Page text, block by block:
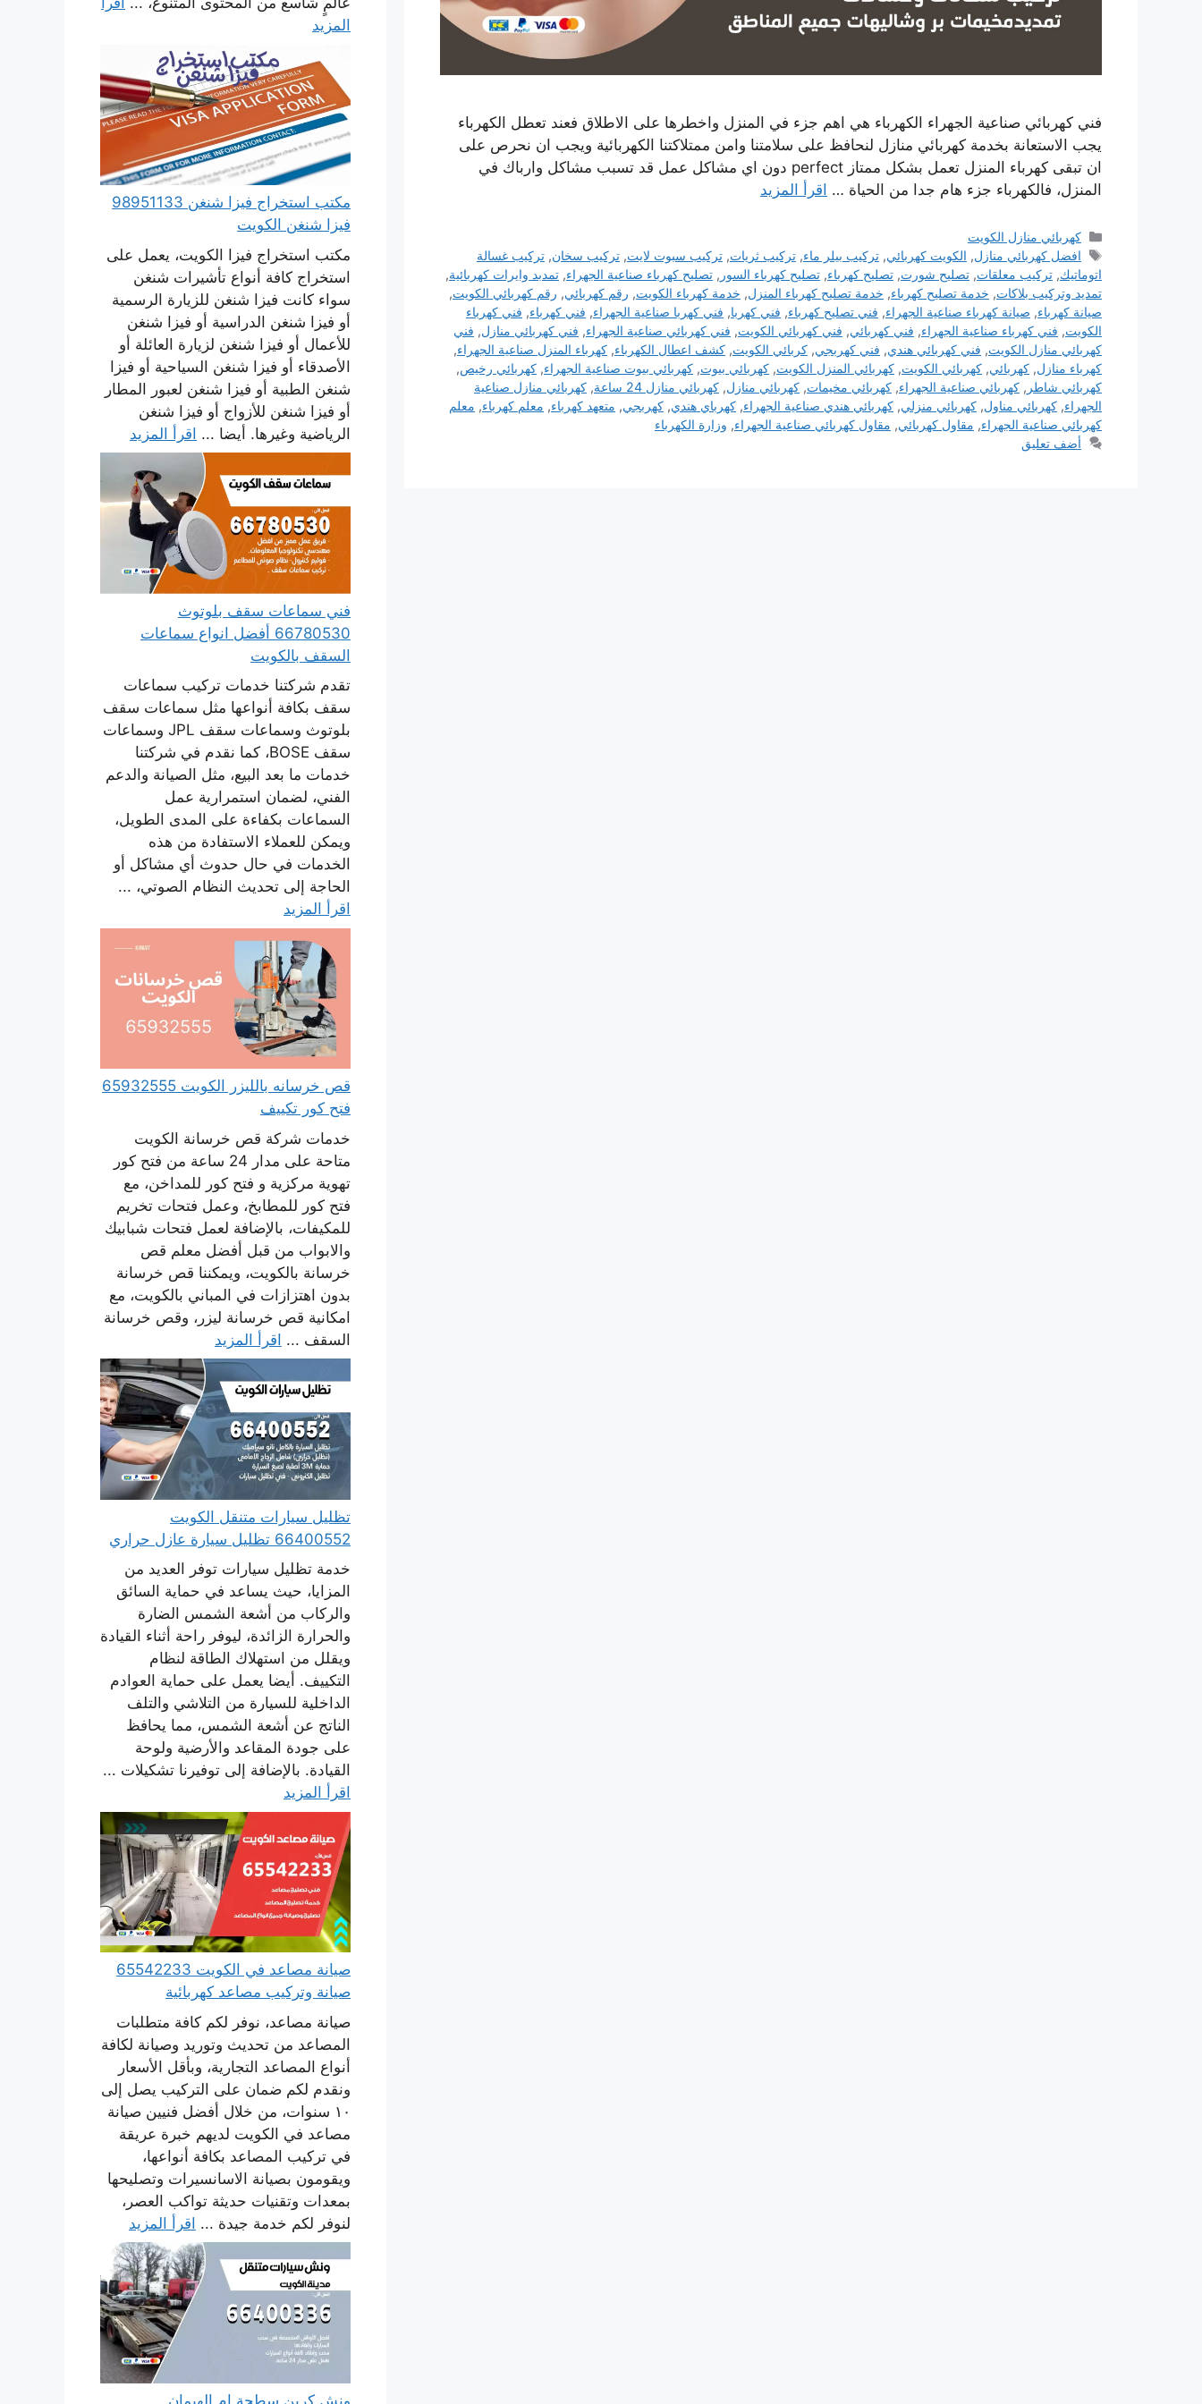
فني كهربائي صناعية الجهراء الكهرباء هي اهم جزء في المنزل واخطرها على الاطلاق فعند تعطل الكهرباء
يجب الاستعانة بخدمة كهربائي منازل لنحافظ على سلامتنا وامن ممتلاكتنا الكهربائية ويجب ان نحرص على
ان تبقى كهرباء المنزل تعمل بشكل ممتاز perfect دون اي مشاكل عمل قد تسبب مشاكل وارباك في
المنزل، فالكهرباء جزء هام جدا من الحياة … اقرأ المزيد
التصنيفات
كهربائي منازل الكويت
الوسوم
افضل كهربائي منازل, الكويت كهربائي,تركيب بيلر ماء,تركيب ثريات,تركيب سبوت لايت,تركيب سخان,تركيب غسالة
اتوماتيك, تركيب معلقات, تصليح شورت, تصليح كهرباء, تصليح كهرباء السور , تصليح كهرباء صناعية الجهراء, تمدبد وايرات كهربائية,
تمديد وتركيب بلاكات, خدمة تصليح كهرباء, خدمة تصليح كهرباء المنزل, خدمة كهرباء الكويت, رقم كهربائي, رقم كهربائي الكويت,
صيانة كهرباء, صيانة كهرباء صناعية الجهراء, فني تصليح كهرباء, فني كهربا, فني كهربا صناعية الجهراء, فني كهرباء, فني كهرباء
الكويت, فني كهرباء صناعية الجهراء, فني كهربائي, فني كهربائي الكويت, فني كهربائي صناعية الجهراء, فني كهربائي منازل, فني
كهربائي منازل الكويت, فني كهربائي هندي, فني كهربجي, كربائي الكويت, كشف اعطال الكهرباء, كهرباء المنزل صناعية الجهراء,
كهرباء منازل, كهربائي, كهربائي الكويت, كهربائي المنزل الكويت, كهربائي بيوت, كهربائي بيوت صناعية الجهراء, كهربائي رخيص,
كهربائي شاطر , كهربائي صناعية الجهراء, كهربائي مخيمات, كهربائي منازل, كهربائي منازل 24 ساعة , كهربائي منازل صناعية
الجهراء, كهربائي مناول, كهربائي منزلي, كهربائي هندي صناعية الجهراء, كهرباي هندي, كهربجي, متعهد كهرباء, معلم كهرباء, معلم
كهربائي صناعية الجهراء, مقاول كهربائي, مقاول كهربائي صناعية الجهراء, وزارة الكهرباء
أضف تعليق
المزيد
مكتب استخراج فيزا شنغن 98951133
فيزا شنغن الكويت
مكتب استخراج فيزا الكويت، يعمل على
استخراج كافة أنواع تأشيرات شنغن
سواء كانت فيزا شنغن للزيارة الرسمية
أو فيزا شنغن الدراسية أو فيزا شنغن
للأعمال أو فيزا شنغن لزيارة العائلة أو
الأصدقاء أو فيزا شنغن السياحية أو فيزا
شنغن الطبية أو فيزا شنغن لعبور المطار
أو فيزا شنغن للأزواج أو فيزا شنغن
الرياضية وغيرها. أيضا ... اقرأ المزيد
فني سماعات سقف بلوتوث
66780530 أفضل انواع سماعات
السقف بالكويت
تقدم شركتنا خدمات تركيب سماعات
سقف بكافة أنواعها مثل سماعات سقف
بلوتوث وسماعات سقف JPL وسماعات
سقف BOSE، كما نقدم في شركتنا
خدمات ما بعد البيع، مثل الصيانة والدعم
الفني، لضمان استمرارية عمل
السماعات بكفاءة على المدى الطويل،
ويمكن للعملاء الاستفادة من هذه
الخدمات في حال حدوث أي مشاكل أو
الحاجة إلى تحديث النظام الصوتي، ...
اقرأ المزيد
قص خرسانه بالليزر الكويت 65932555
فتح كور تكييف
خدمات شركة قص خرسانة الكويت
متاحة على مدار 24 ساعة من فتح كور
تهوية مركزية و فتح كور للمداخن، مع
فتح كور للمطابخ، وعمل فتحات تخريم
للمكيفات، بالإضافة لعمل فتحات شبابيك
والابواب من قبل أفضل معلم قص
خرسانة بالكويت، ويمكننا قص خرسانة
بدون اهتزازات في المباني بالكويت، مع
امكانية قص خرسانة ليزر، وقص خرسانة
السقف ... اقرأ المزيد
تظليل سيارات متنقل الكويت
66400552 تظليل سيارة عازل حراري
خدمة تظليل سيارات توفر العديد من
المزايا، حيث يساعد في حماية السائق
والركاب من أشعة الشمس الضارة
والحرارة الزائدة، ليوفر راحة أثناء القيادة
ويقلل من استهلاك الطاقة لنظام
التكييف. أيضا يعمل على حماية العوادم
الداخلية للسيارة من التلاشي والتلف
الناتج عن أشعة الشمس، مما يحافظ
على جودة المقاعد والأرضية ولوحة
القيادة. بالإضافة إلى توفيرنا تشكيلات ...
اقرأ المزيد
صيانة مصاعد في الكويت 65542233
صيانة وتركيب مصاعد كهربائية
صيانة مصاعد، نوفر لكم كافة متطلبات
المصاعد من تحديث وتوريد وصيانة لكافة
أنواع المصاعد التجارية، وبأقل الأسعار
ونقدم لكم ضمان على التركيب يصل إلى
١٠ سنوات، من خلال أفضل فنيين صيانة
مصاعد في الكويت لديهم خبرة عريقة
في تركيب المصاعد بكافة أنواعها،
ويقومون بصيانة الاسانسيرات وتصليحها
بمعدات وتقنيات حديثة تواكب العصر،
لنوفر لكم خدمة جيدة ... اقرأ المزيد
ونش كرين سطحة ام الهيمان